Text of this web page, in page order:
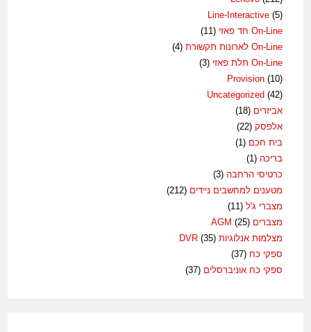
Line-Interactive (5)
On-Line חד פאזי
(11)
On-Line לארונות תקשורת
(4)
On-Line תלת פאזי
(3)
Provision (10)
Uncategorized (42)
אביזרים (18)
אלפסק (22)
בית חכם (1)
בריכה (1)
כרטיסי הרחבה (3)
מטענים למחשבים ניידים (212)
מצברי ג'ל (11)
מצברים AGM(25)
מצלמות אנלוגיות DVR(35)
ספקי כח (37)
ספקי כח אוניברסלים (37)